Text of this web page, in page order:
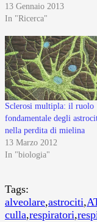
13 Gennaio 2013
In "Ricerca"
Sclerosi multipla: il ruolo
fondamentale degli
nella perdita di mielina
13 Marzo 2012
In "biologia"
Tags:
alveolare,astrociti,
culla,respiratori,